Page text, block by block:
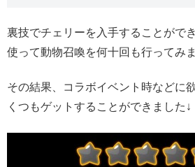
裏技でチェリーを入手することがで
使って動物召喚を何十回も行ってみま
その結果、コラボイベント時などに
くつもゲットすることができました↓